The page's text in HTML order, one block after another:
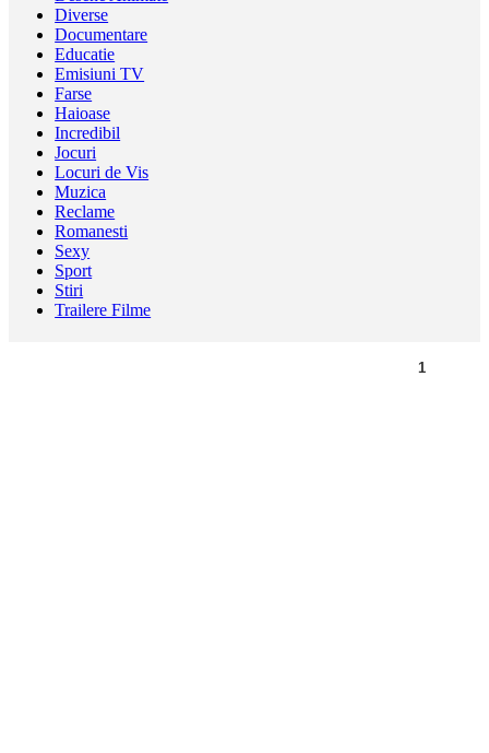
Diverse
Documentare
Educatie
Emisiuni TV
Farse
Haioase
Incredibil
Jocuri
Locuri de Vis
Muzica
Reclame
Romanesti
Sexy
Sport
Stiri
Trailere Filme
1